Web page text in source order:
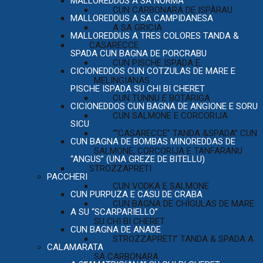
CUN CARBONARA DE ISPÀRAU
A SA GRICIA
CASARECCE
CUN PISCHE ISPADA E
MELINGIANAS
CUN TUNNU E BOTARIGA
CUN SALMONE E CORCORIJA
““CASARECCE” TANDA &SPADA” CUN
SALMONE, CORCORIJA E TANFARANU
STROZZAPRETI
CUN VODKA E SALMONE
CUN BAGNA DE CHÌGULAS DE MARE
SU CHI BI CHERET
STROZZAPRETI” TANDA & SPADA A
SA CARBONARA
MALLOREDDUS A SA CAMPIDANESA
MALLOREDDUS A TRES COLORES TANDA &
SPADA CUN BAGNA DE PORCRABU
CICIONEDDOS CUN COTZULAS DE MARE E
PISCHE ISPADA SU CHI BI CHERET
CICIONEDDOS CUN BAGNA DE ANGIONE E SORU
SICU
CUN BAGNA DE BOMBAS MINOREDDAS DE
“ANGUS” (UNA GREZE DE BITELLU)
PACCHERI
CUN PURPUZA E CASU DE CRABA
A SU “SCARPARIELLO”
CUN BAGNA DE ANADE
CALAMARATA